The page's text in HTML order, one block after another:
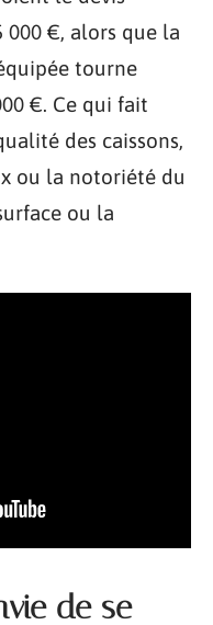
000 €, alors que la
tourne
€. Ce qui fait
des caissons,
ou la notoriété du
ou la
de se